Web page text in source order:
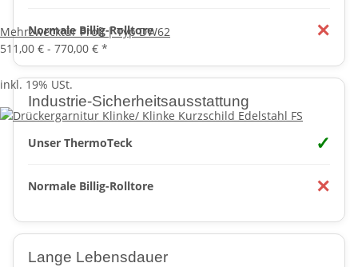
Normale Billig-Rolltore ✕
Industrie-Sicherheitsausstattung
Unser ThermoTeck ✓
Normale Billig-Rolltore ✕
Lange Lebensdauer
Mehrzwecktür Profi | Typ DW62
511,00 € - 770,00 € *
inkl. 19% USt.